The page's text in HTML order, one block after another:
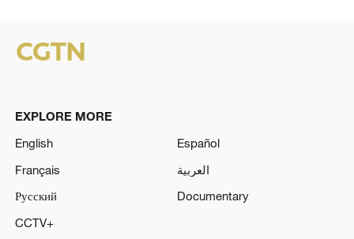
EXPLORE MORE
English
Español
Français
العربية
Русский
Documentary
CCTV+